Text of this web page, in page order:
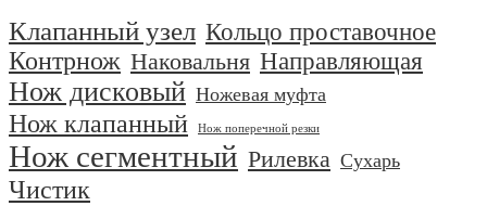
Клапанный узел Кольцо проставочное
Контрнож Наковальня Направляющая
Нож дисковый Ножевая муфта
Нож клапанный Нож поперечной резки
Нож сегментный Рилевка Сухарь
Чистик